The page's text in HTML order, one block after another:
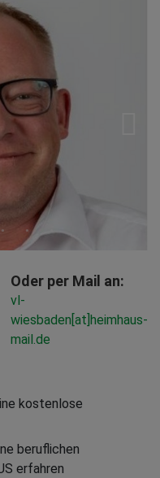
Oder per Mail an:
vl-
wiesbaden[at]heimhaus-
mail.de
erfahren